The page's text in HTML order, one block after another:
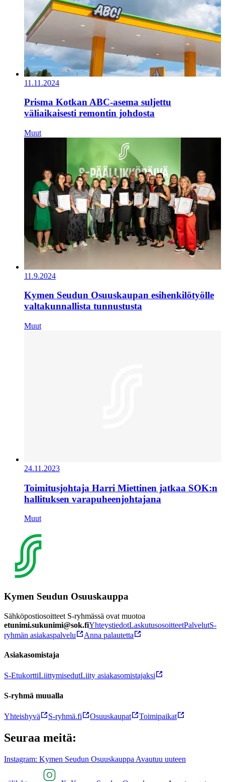
11.11.2024
Prisma Kotkan ABC-asema suljettu
väliaikaisesti remontin johdosta
Muut
11.9.2024
Kymen Seudun Osuuskaupan esihenkilötyölle
valtakunnallista tunnustusta
Muut
24.11.2023
Toimitusjohtaja Harri Miettinen jatkaa SOK:n
hallituksen varapuheenjohtajana
Muut
Kymen Seudun Osuuskauppa
Sähköpostiosoitteet S-ryhmässä ovat muotoa
etunimi.sukunimi@sok.fiYhteystiedotLaskutusosoitteetPalvelutS-
ryhmän asiakaspalvelu
Anna palautetta
Asiakasomistaja
S-EtukorttiLiittymisedutLiity asiakasomistajaksi
S-ryhmä muualla
Yhteishyvä S-ryhmä.fi Osuuskaupat Toimipaikat
Seuraa meitä:
Instagram: Kymen Seudun Osuuskauppa Avautuu uuteen